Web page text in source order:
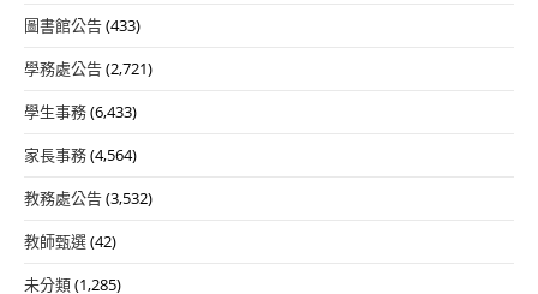
圖書館公告(433)
學務處公告(2,721)
學生事務(6,433)
家長事務(4,564)
教務處公告(3,532)
教師甄選(42)
未分類(1,285)